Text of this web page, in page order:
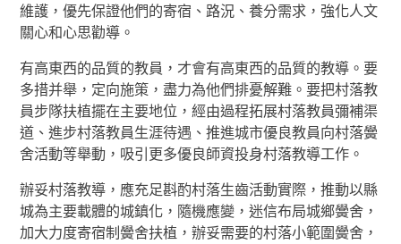
維護，優先保證他們的寄宿、路況、養分需求，強化人文
關心和心思勸導。
有高東西的品質的教員，才會有高東西的品質的教導。要
多措并舉，定向施策，盡力為他們排憂解難。要把村落教
員步隊扶植擺在主要地位，經由過程拓展村落教員彌補渠
道、進步村落教員生涯待遇、推進城市優良教員向村落黌
舍活動等舉動，吸引更多優良師資投身村落教導工作。
辦妥村落教導，應充足斟酌村落生齒活動實際，推動以縣
城為主要載體的城鎮化，隨機應變，迷信布局城鄉黌舍，
加大力度寄宿制黌舍扶植，辦妥需要的村落小範圍黌舍，